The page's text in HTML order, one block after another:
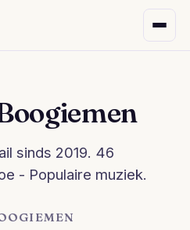
sinds 2019. 46
- Populaire muziek.